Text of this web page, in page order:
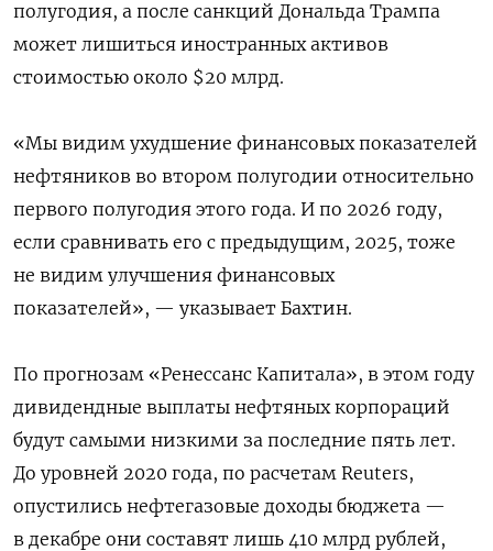
полугодия, а после санкций Дональда Трампа
может лишиться иностранных активов
стоимостью около $20 млрд.
«Мы видим ухудшение финансовых показателей
нефтяников во втором полугодии относительно
первого полугодия этого года. И по 2026 году,
если сравнивать его с предыдущим, 2025, тоже
не видим улучшения финансовых
показателей», — указывает Бахтин.
По прогнозам «Ренессанс Капитала», в этом году
дивидендные выплаты нефтяных корпораций
будут самыми низкими за последние пять лет.
До уровней 2020 года, по расчетам Reuters,
опустились нефтегазовые доходы бюджета —
в декабре они составят лишь 410 млрд рублей,